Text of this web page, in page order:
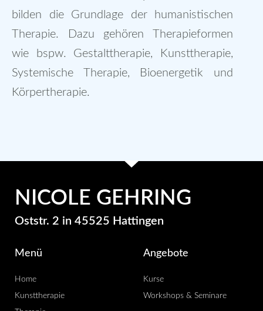
bilden die Grundlage der humanistischen
Therapie. Dazu gehören Therapieformen
wie bspw. Gestalttherapie, Kunsttherapie,
Systemische Therapie, Bioenergetik und
Körpertherapie.
NICOLE GEHRING
Oststr. 2 in 45525 Hattingen
Menü
Home
Kunsttherapie
Angebote
Kurse
Workshops & Seminare